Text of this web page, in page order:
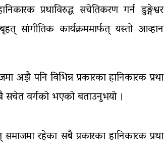
प्रथाविरुद्ध सचेतिकरण गर्न डुङ्गेश्वर
सांगीतिक कार्यक्रममार्फत् यस्तो आव्हान
अझै पनि विभिन्न प्रकारका हानिकारक प्रथा
सचेत वर्गको भएको बताउनुभयो ।
रहेका सबै प्रकारका हानिकारक प्रथा